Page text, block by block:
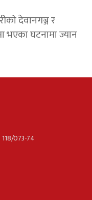
देवानगञ्ज र
भएका घटनामा ज्यान
073-74